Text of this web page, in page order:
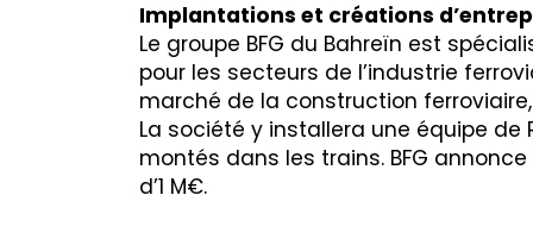
Implantations et créations
Le groupe BFG du Bahreïn est
pour les secteurs de l’industrie
marché de la construction
La société y installera une équipe
montés dans les trains. BFG
d’1 M€.